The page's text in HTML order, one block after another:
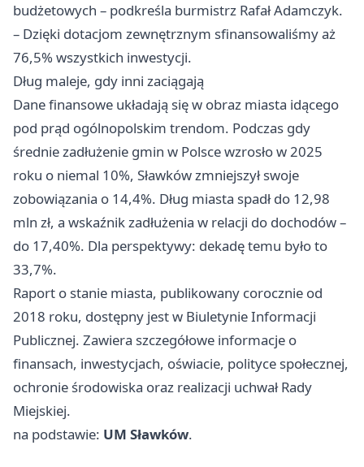
budżetowych – podkreśla burmistrz Rafał Adamczyk.
– Dzięki dotacjom zewnętrznym sfinansowaliśmy aż
76,5% wszystkich inwestycji.
Dług maleje, gdy inni zaciągają
Dane finansowe układają się w obraz miasta idącego
pod prąd ogólnopolskim trendom. Podczas gdy
średnie zadłużenie gmin w Polsce wzrosło w 2025
roku o niemal 10%, Sławków zmniejszył swoje
zobowiązania o 14,4%. Dług miasta spadł do 12,98
mln zł, a wskaźnik zadłużenia w relacji do dochodów –
do 17,40%. Dla perspektywy: dekadę temu było to
33,7%.
Raport o stanie miasta, publikowany corocznie od
2018 roku, dostępny jest w Biuletynie Informacji
Publicznej. Zawiera szczegółowe informacje o
finansach, inwestycjach, oświacie, polityce społecznej,
ochronie środowiska oraz realizacji uchwał Rady
Miejskiej.
na podstawie: UM Sławków.